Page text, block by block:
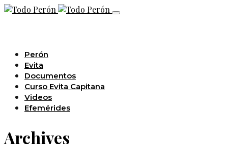
Perón
Evita
Documentos
Curso Evita Capitana
Videos
Efemérides
Archives